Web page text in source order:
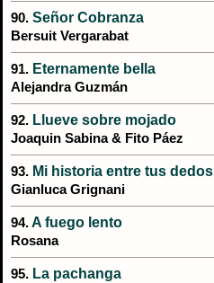
90. Señor Cobranza
Bersuit Vergarabat
91. Eternamente bella
Alejandra Guzmán
92. Llueve sobre mojado
Joaquin Sabina & Fito Páez
93. Mi historia entre tus dedos
Gianluca Grignani
94.A fuego lento
Rosana
95. La pachanga